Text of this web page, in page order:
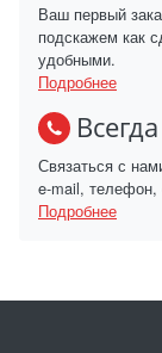
Ваш первый
подскажем как
удобными.
Подробнее
Связаться с
e-mail,
Подробнее